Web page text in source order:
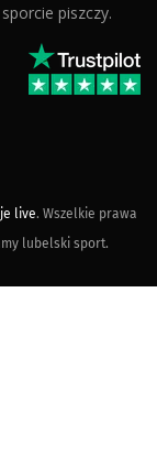
piszczy.
live. Wszelkie prawa
lubelski sport.